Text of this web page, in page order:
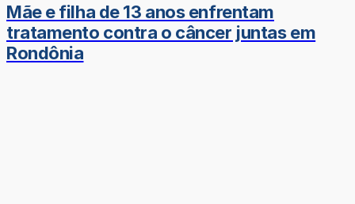
Mãe e filha de 13 anos enfrentam
tratamento contra o câncer juntas em
Rondônia